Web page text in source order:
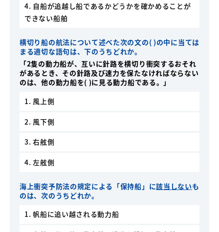
4. 自船が追越し船であるかどうかを確かめることが
できない船舶
横切り船の航法について述べた次の文の( )の中に当ては
まる適切な語句は、下のうちどれか。
「2隻の動力船が、互いに針路を横切り衝突するおそれ
があるとき、その針路及び速力を保たなければならない
のは、他の動力船を( )に見る動力船である。」
1. 風上側
2. 風下側
3. 右舷側
4. 左舷側
海上衝突予防法の規定による「保持船」に該当しないも
のは、次のうちどれか。
1. 帆船に追い越される動力船